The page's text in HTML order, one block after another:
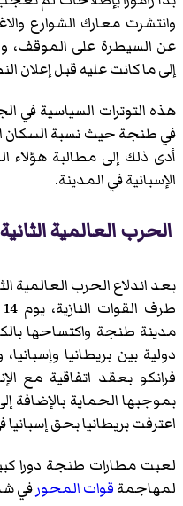
وانتشرت معارك الشوارع
عن السيطرة على الموقف،
إلى ما كانت عليه قبل إعلان
هذه التوترات السياسية في
أدى ذلك إلى مطالبة هؤلاء
الإسبانية في المدينة.
الحرب العالمية الثانية
بعد اندلاع الحرب العالمية
مدينة طنجة واكتساحها
دولية بين بريطانيا
فرانكو بعقد اتفاقية مع
بموجبها الحماية بالإضافة
اعترفت بريطانيا بحق
لعبت مطارات طنجة دورا
لمهاجمةقوات المحورفي